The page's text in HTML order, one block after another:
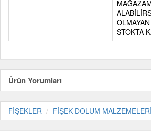
STOKTA
Ürün Yorumları
FİŞEKLER FİŞEK DOLUM MALZEMELERİ